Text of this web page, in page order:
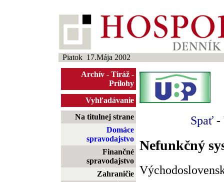
Piatok 17.Mája 2002
Archív - Tiráž -
Prílohy
Vyhľadávanie
Na titulnej strane
Domáce
spravodajstvo
Finančné
spravodajstvo
Zahraničie
Spať -
Nefunkčný